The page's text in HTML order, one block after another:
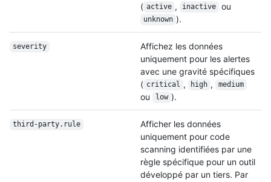
( active , inactive ou
unknown ).
severity
Affichez les données
uniquement pour les alertes
avec une gravité spécifiques
( critical , high , medium
ou low ).
third-party.rule
Afficher les données
uniquement pour code
scanning identifiées par une
règle spécifique pour un outil
développé par un tiers. Par